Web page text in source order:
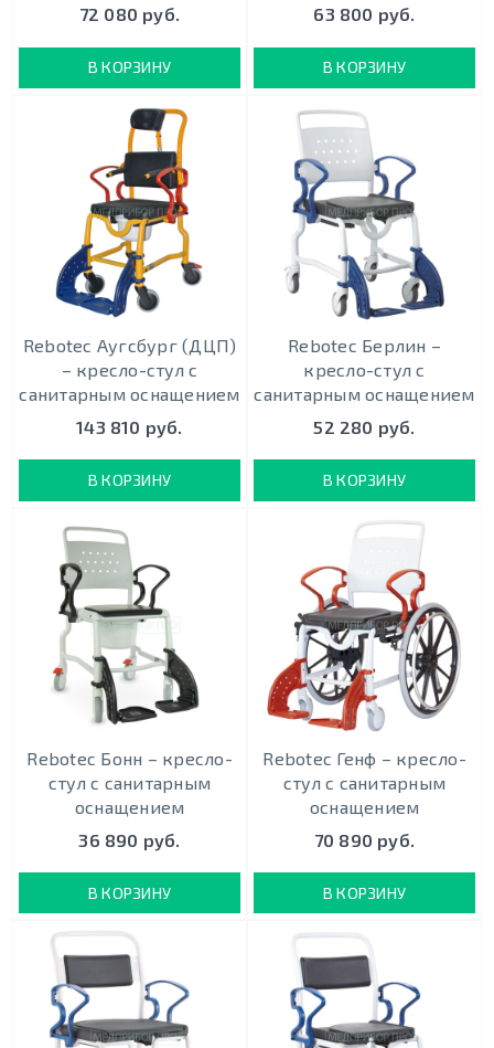
72 080 руб.
В КОРЗИНУ
63 800 руб.
В КОРЗИНУ
Rebotec Аугсбург (ДЦП)
– кресло-стул с
санитарным оснащением
143 810 руб.
В КОРЗИНУ
Rebotec Берлин –
кресло-стул с
санитарным оснащением
52 280 руб.
В КОРЗИНУ
Rebotec Бонн – кресло-
стул с санитарным
оснащением
36 890 руб.
В КОРЗИНУ
Rebotec Генф – кресло-
стул с санитарным
оснащением
70 890 руб.
В КОРЗИНУ